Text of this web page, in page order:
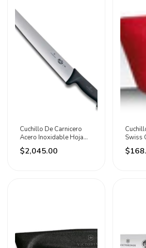
Cuchillo De Carnicero
Acero Inoxidable Hoja
36cm Victorinox Negro
$2,045.00
Swiss
Rojo
Rojo